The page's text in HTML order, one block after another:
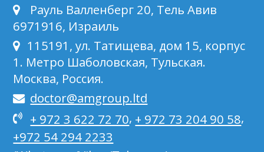
Рауль Валленберг 20, Тель Авив
6971916, Израиль
115191, ул. Татищева, дом 15, корпус
1. Метро Шаболовская, Тульская.
Москва, Россия.
doctor@amgroup.ltd
+ 972 3 622 72 70, + 972 73 204 90 58,
+972 54 294 2233